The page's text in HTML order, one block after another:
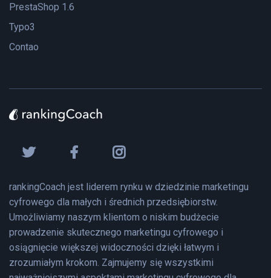
PrestaShop 1.6
Typo3
Contao
rankingCoach jest liderem rynku w dziedzinie marketingu
cyfrowego dla małych i średnich przedsiębiorstw.
Umożliwiamy naszym klientom o niskim budżecie
prowadzenie skutecznego marketingu cyfrowego i
osiągnięcie większej widoczności dzięki łatwym i
zrozumiałym krokom. Zajmujemy się wszystkimi